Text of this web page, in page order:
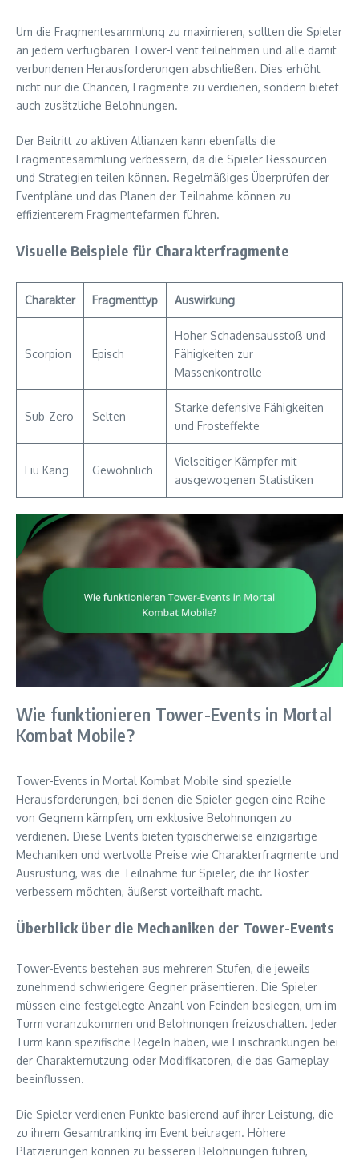
Um die Fragmentesammlung zu maximieren, sollten die Spieler
an jedem verfügbaren Tower-Event teilnehmen und alle damit
verbundenen Herausforderungen abschließen. Dies erhöht
nicht nur die Chancen, Fragmente zu verdienen, sondern bietet
auch zusätzliche Belohnungen.
Der Beitritt zu aktiven Allianzen kann ebenfalls die
Fragmentesammlung verbessern, da die Spieler Ressourcen
und Strategien teilen können. Regelmäßiges Überprüfen der
Eventpläne und das Planen der Teilnahme können zu
effizienterem Fragmentefarmen führen.
Visuelle Beispiele für Charakterfragmente
Charakter Fragmenttyp Auswirkung
Scorpion Episch
Hoher Schadensausstoß und
Fähigkeiten zur
Massenkontrolle
Sub-Zero Selten
Starke defensive Fähigkeiten
und Frosteffekte
Liu Kang Gewöhnlich
Vielseitiger Kämpfer mit
ausgewogenen Statistiken
Wie funktionieren Tower-Events in Mortal
Kombat Mobile?
Tower-Events in Mortal Kombat Mobile sind spezielle
Herausforderungen, bei denen die Spieler gegen eine Reihe
von Gegnern kämpfen, um exklusive Belohnungen zu
verdienen. Diese Events bieten typischerweise einzigartige
Mechaniken und wertvolle Preise wie Charakterfragmente und
Ausrüstung, was die Teilnahme für Spieler, die ihr Roster
verbessern möchten, äußerst vorteilhaft macht.
Überblick über die Mechaniken der Tower-Events
Tower-Events bestehen aus mehreren Stufen, die jeweils
zunehmend schwierigere Gegner präsentieren. Die Spieler
müssen eine festgelegte Anzahl von Feinden besiegen, um im
Turm voranzukommen und Belohnungen freizuschalten. Jeder
Turm kann spezifische Regeln haben, wie Einschränkungen bei
der Charakternutzung oder Modifikatoren, die das Gameplay
beeinflussen.
Die Spieler verdienen Punkte basierend auf ihrer Leistung, die
zu ihrem Gesamtranking im Event beitragen. Höhere
Platzierungen können zu besseren Belohnungen führen,